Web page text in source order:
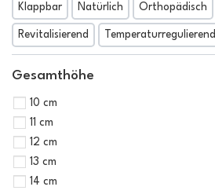
Klappbar Natürlich Orthopädisch
Revitalisierend Temperaturregulierend
Gesamthöhe
10 cm
11 cm
12 cm
13 cm
14 cm